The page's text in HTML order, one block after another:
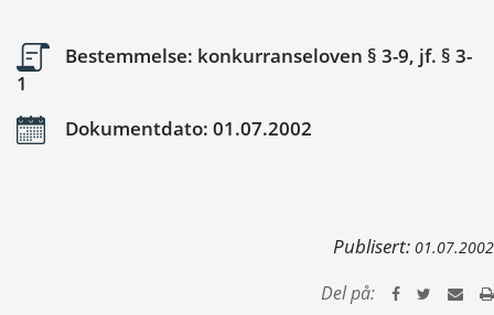
Bestemmelse: konkurranseloven § 3-9, jf. § 3-
1
Dokumentdato: 01.07.2002
Publisert: 01.07.2002
Del på: